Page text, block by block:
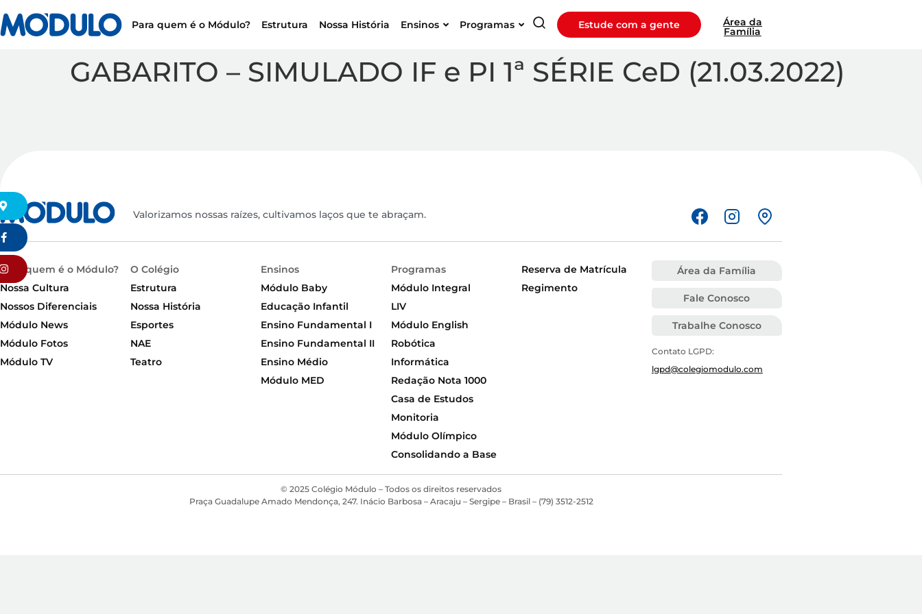
Para quem é o Módulo? Estrutura Nossa História Ensinos Programas Estude com a gente Área da
Família
GABARITO – SIMULADO IF e PI 1ª SÉRIE CeD (21.03.2022)
Valorizamos nossas raízes, cultivamos laços que te abraçam.
Para quem é o Módulo?
Nossa Cultura
Nossos Diferenciais
Módulo News
Módulo Fotos
Módulo TV
O Colégio
Estrutura
Nossa História
Esportes
NAE
Teatro
Ensinos
Módulo Baby
Educação Infantil
Ensino Fundamental I
Ensino Fundamental II
Ensino Médio
Módulo MED
Programas
Módulo Integral
LIV
Módulo English
Robótica
Informática
Redação Nota 1000
Casa de Estudos
Monitoria
Módulo Olímpico
Consolidando a Base
Reserva de Matrícula
Regimento
Área da Família
Fale Conosco
Trabalhe Conosco
Contato LGPD:
lgpd@colegiomodulo.com
© 2025 Colégio Módulo – Todos os direitos reservados
Praça Guadalupe Amado Mendonça, 247. Inácio Barbosa – Aracaju – Sergipe – Brasil – (79) 3512-2512